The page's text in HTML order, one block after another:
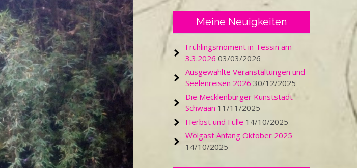
Meine Neuigkeiten
Frühlingsmoment in Tessin am
3.3.2026 03/03/2026
Ausgewählte Veranstaltungen und
Seelenreisen 2026 30/12/2025
Die Mecklenburger Kunststadt
Schwaan 11/11/2025
Herbst und Fülle 14/10/2025
Wolgast Anfang Oktober 2025
14/10/2025